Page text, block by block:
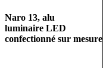
Naro 13, alu
luminaire LED
confectionné sur mesure